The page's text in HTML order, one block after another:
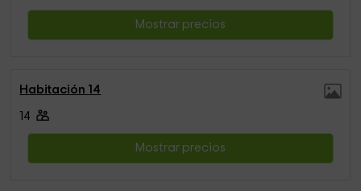
Mostrar precios
Habitación 14
14
Mostrar precios